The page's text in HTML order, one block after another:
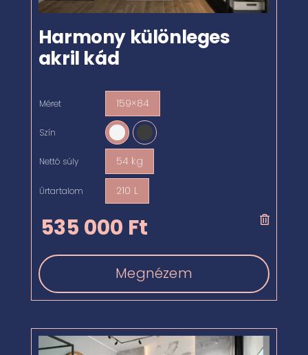
Harmony különleges
akril kád
Méret 159×84
Szín
Nettó súly 54 kg
Űrtartalom 210 L
535 000 Ft
Megnézem